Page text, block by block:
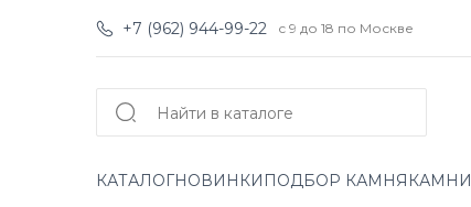
+7 (962) 944-99-22 с 9 до 18 по Москве
КАТАЛОГНОВИНКИ ПОДБОР КАМНЯ КАМНИ